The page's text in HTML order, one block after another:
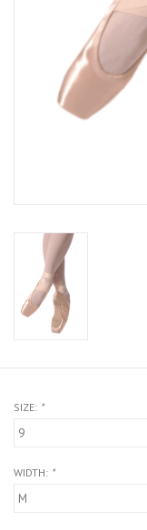
PARTENARIAT
FAIT AU QUEBEC
SIZE: *
WIDTH: *